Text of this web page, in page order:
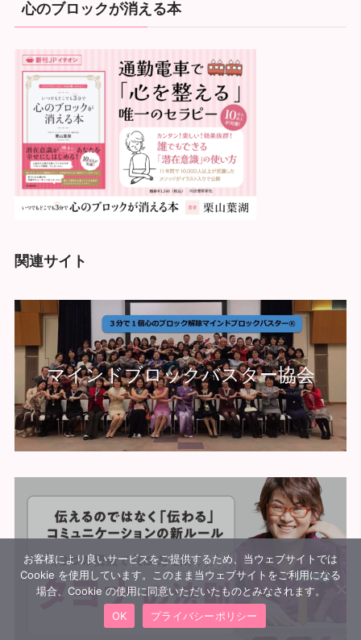
心のブロックが消える本
関連サイト
マインドブロックバスター協会
タヨナの法則
お客様により良いサービスをご提供するため、当ウェブサイトでは
Cookie を使用しています。このまま当ウェブサイトをご利用になる
場合、Cookie の使用に同意いただいたものとみなされます。
OK
プライバシーポリシー